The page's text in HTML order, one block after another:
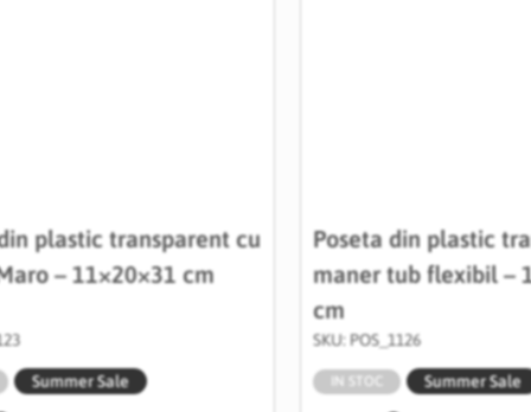
plastic transparent cu
– 11×20×31 cm
Summer Sale
Poseta din plastic
maner tub flexibil –
cm
SKU: POS_1126
IN STOC Summer Sale